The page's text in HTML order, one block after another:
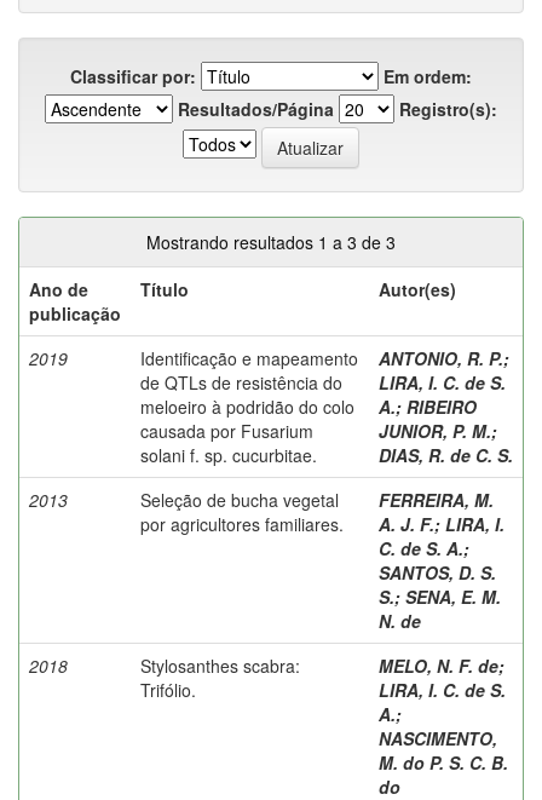
Classificar por:
Em ordem:
Resultados/Página
Registro(s):
Mostrando resultados 1 a 3 de 3
Ano de
publicação
Título Autor(es)
2019
Identificação e mapeamento
de QTLs de resistência do
meloeiro à podridão do colo
causada por Fusarium
solani f. sp. cucurbitae.
ANTONIO, R. P.;
LIRA, I. C. de S.
A.; RIBEIRO
JUNIOR, P. M.;
DIAS, R. de C. S.
2013
Seleção de bucha vegetal
por agricultores familiares.
FERREIRA, M.
A. J. F.; LIRA, I.
C. de S. A.;
SANTOS, D. S.
S.; SENA, E. M.
N. de
2018
Stylosanthes scabra:
Trifólio.
MELO, N. F. de;
LIRA, I. C. de S.
A.;
NASCIMENTO,
M. do P. S. C. B.
do